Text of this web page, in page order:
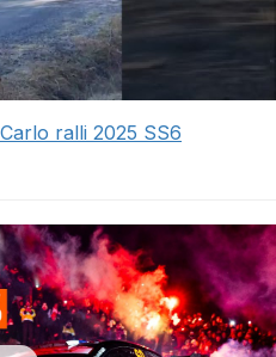
ralli 2025 SS6